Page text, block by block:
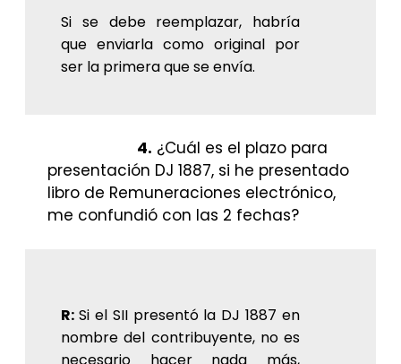
Si se debe reemplazar, habría
que enviarla como original por
ser la primera que se envía.
4. ¿Cuál es el plazo para
presentación DJ 1887, si he presentado
libro de Remuneraciones electrónico,
me confundió con las 2 fechas?
R: Si el SII presentó la DJ 1887 en
nombre del contribuyente, no es